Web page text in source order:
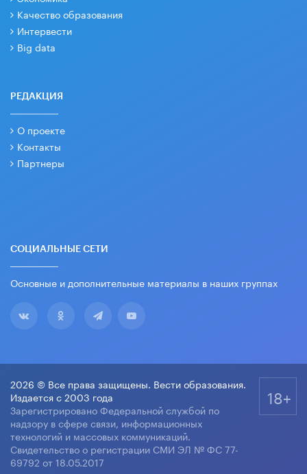
Качество образования
Интервести
Big data
РЕДАКЦИЯ
О проекте
Контакты
Партнеры
СОЦИАЛЬНЫЕ СЕТИ
Основные и дополнительные материалы в наших группах
2026 © Все права защищены. Вести образования.
Издается с 2003 года
Зарегистрировано Федеральной службой по
надзору в сфере связи, информационных
технологий и массовых коммуникаций.
Свидетельство о регистрации СМИ ЭЛ № ФС 77-
69792 от 18.05.2017
18+